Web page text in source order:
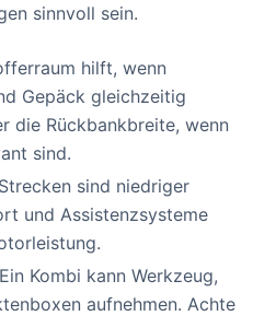
sinnvoll sein.
hilft, wenn
Gepäck gleichzeitig
die Rückbankbreite, wenn
sind.
sind niedriger
und Assistenzsysteme
Ein Kombi kann Werkzeug,
aufnehmen. Achte